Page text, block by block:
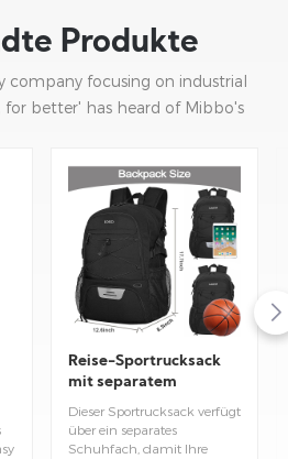
Produkte
company focusing on industrial
better' has heard of Mibbo's
Reise-Sportrucksack
mit separatem
Schuhfach
Dieser Sportrucksack verfügt
über ein separates
Schuhfach, damit Ihre